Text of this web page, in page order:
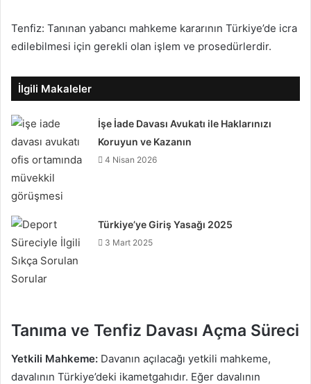
Tenfiz: Tanınan yabancı mahkeme kararının Türkiye’de icra
edilebilmesi için gerekli olan işlem ve prosedürlerdir.
İlgili Makaleler
İşe İade Davası Avukatı ile Haklarınızı
Koruyun ve Kazanın
4 Nisan 2026
Türkiye’ye Giriş Yasağı 2025
3 Mart 2025
Tanıma ve Tenfiz Davası Açma Süreci
Yetkili Mahkeme: Davanın açılacağı yetkili mahkeme,
davalının Türkiye’deki ikametgahıdır. Eğer davalının